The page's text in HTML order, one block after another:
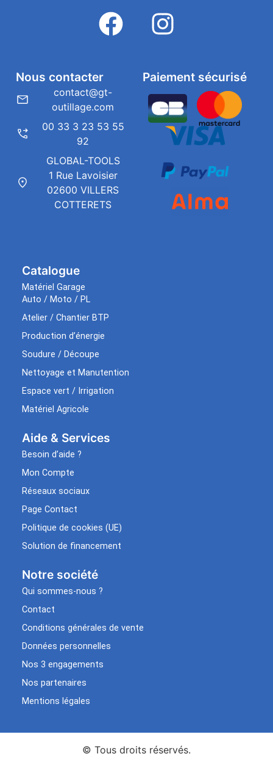
Catalogue
Matériel Garage
Auto / Moto / PL
Atelier / Chantier BTP
Production d’énergie
Soudure / Découpe
Nettoyage et Manutention
Espace vert / Irrigation
Matériel Agricole
Aide & Services​
Besoin d’aide ?
Mon Compte
Réseaux sociaux
Page Contact
Politique de cookies (UE)
Solution de financement
Notre société
Qui sommes-nous ?
Contact
Conditions générales de vente
Données personnelles
Nos 3 engagements
Nos partenaires
Mentions légales
Paiement sécurisé
Nous contacter
contact@gt-
outillage.com
00 33 3 23 53 55
92
GLOBAL-TOOLS
1 Rue Lavoisier
02600 VILLERS
COTTERETS
© Tous droits réservés.